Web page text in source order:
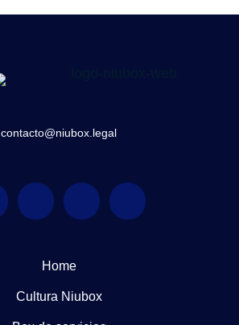
contacto@niubox.legal
Home
Cultura Niubox